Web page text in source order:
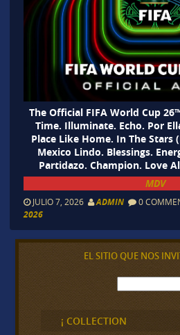
The Official FIFA World Cup
Time. Illuminate. Echo. Por
Place Like Home. In The Stars
Mexico Lindo. Blessings.
Partidazo. Champion. Love
MDV
JULIO 7, 2026 ADMIN 0
2026
EL SITIO QUE NOS
B
u
c
a
¡ COLLECTION